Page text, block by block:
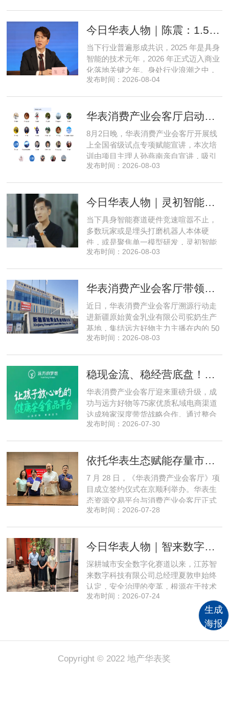
生成
海报
的技术深耕与严谨的工程思维，走出国
布局中，自然流畅的全模态
今日华表人物｜陈震：1.5 亿资金赋能，享刻解锁餐饮机器人规模化
当下行业普遍形成共识，2025 年是具身
智能的技术元年，2026 年正式迈入商业
化落地关键之年。身处行业浪潮之中，
享刻智能创始人、CEO 陈震表示，当前
长久，这也是享刻智能自创立之初便坚
创始人、CEO 陈震纵观当前具
发布时间：2026-08-04
华表消费产业会客厅启动全国省级试点招募，首次线上宣讲会圆满举办
8月2日晚，华表消费产业会客厅开展线
上全国省级试点专项赋能宣讲，本次培
训由项目主理人孙燕南亲自宣讲，吸引
了来自贵州、河北、北京、天津、常
间盘活、私域变现、稳现金流搭建、试
现状，深度剖析行业双重发展困境
发布时间：2026-08-03
今日华表人物｜灵初智能CEO王启斌：押注千万级数据解锁具身智能质变
当下具身智能赛道硬件竞速喧嚣不止，
多数玩家或是埋头打磨机器人本体硬
件，或是聚焦单一模型研发，灵初智能
自创立之初便守住初心，以自研操作大
能创始人王启斌，拆解其从创立第一天
数据规模才是决定行业拐点的核心
发布时间：2026-08-03
华表消费产业会客厅带领私域直播团队走进新疆原始黄金乳业，溯源新疆好驼奶
近日，华表消费产业会客厅溯源行动走
进新疆原始黄金乳业有限公司驼奶生产
基地，集结远方好物主力主播在内的 50
位头部私域主播组团深入工厂一线实地
源同步联动，以沉浸式实景打卡、全流
式，全方位拆解新疆优质驼奶
发布时间：2026-08-03
稳现金流、稳经营底盘！华表消费产业会客厅携手75家头部私域电商渠道赋能地产存量空间，打造消费产业新基建
华表消费产业会客厅迎来重磅升级，成
功与远方好物等75家优质私域电商渠道
达成独家深度带货战略合作。通过整合
全网顶尖私域资源，项目搭建起全国性
矩阵，核心竞争力与行业影响力实现跨
实体经济长效发展注入全新动能
发布时间：2026-07-30
依托华表生态赋能存量市场《华表消费产业会客厅》项目签约落地
7 月 28 日，《华表消费产业会客厅》项
目成立签约仪式在京顺利举办。华表生
态资源交易平台与消费产业会客厅正式
签署合作协议，标志着立足华表生态资
源交易平台董事长吴海花，消费产业会
资管理有限公司总经理孙燕南
发布时间：2026-07-28
今日华表人物｜智来数字总经理夏敦申：探寻城市风险 AI 防控创新之路
深耕城市安全数字化赛道以来，江苏智
来数字科技有限公司总经理夏敦申始终
认定，安全治理的变革，根源在于技术
模式的革新。在他看来，智慧消防不只
是简单的设备智能化，而是打通感知、
研判、预警、处置全链条，推动城市安
全从 “事后救火” 转向 “事前防患”。依靠
清晰的发展方向与持续不断的研发投
入，智来数字稳步搭建起面
发布时间：2026-07-24
Copyright © 2022 地产华表奖